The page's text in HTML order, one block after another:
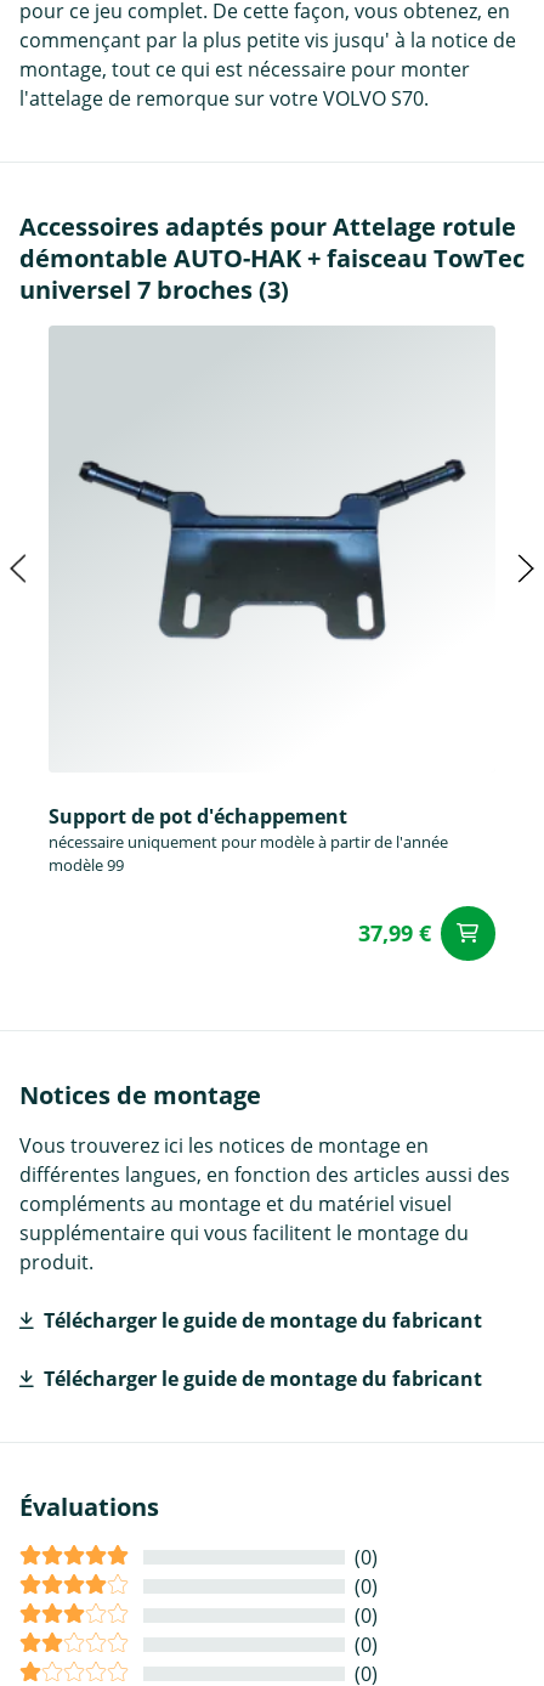
pour ce jeu complet. De cette façon, vous obtenez, en
commençant par la plus petite vis jusqu' à la notice de
montage, tout ce qui est nécessaire pour monter
l'attelage de remorque sur votre VOLVO S70.
Accessoires adaptés pour Attelage rotule
démontable AUTO-HAK + faisceau TowTec
universel 7 broches (3)
Support de pot d'échappement
nécessaire uniquement pour modèle à partir de l'année
modèle 99
37,99 €
Notices de montage
Vous trouverez ici les notices de montage en
différentes langues, en fonction des articles aussi des
compléments au montage et du matériel visuel
supplémentaire qui vous facilitent le montage du
produit.
Télécharger le guide de montage du fabricant
Télécharger le guide de montage du fabricant
Évaluations
(0)
(0)
(0)
(0)
(0)